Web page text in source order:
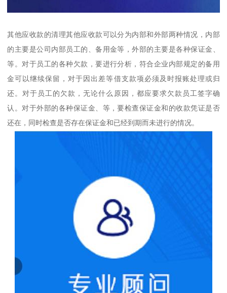
其他应收款的清理其他应收款可以分为内部和外部两种情况，内部
的主要是公司内部员工的、备用金等，外部的主要是各种保证金、
等。对于员工的各种欠款，要进行分析，符合企业内部规定的备用
金可以继续保留，对于因出差等借支款项必须及时报账处理或归
还。对于员工的欠款，无论什么原因，都应要求欠款员工签字确
认。对于外部的各种保证金、等，要检查保证金和的收款凭证是否
还在，同时检查是否存在保证金和已经到期而未进行的情况。